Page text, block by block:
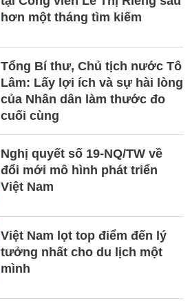
hơn một tháng tìm kiếm
Tổng Bí thư, Chủ tịch nước Tô
Lâm: Lấy lợi ích và sự hài lòng
của Nhân dân làm thước đo
cuối cùng
Nghị quyết số 19-NQ/TW về
đổi mới mô hình phát triển
Việt Nam
Việt Nam lọt top điểm đến lý
tưởng nhất cho du lịch một
mình